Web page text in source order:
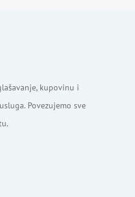
kupovinu i
Povezujemo sve